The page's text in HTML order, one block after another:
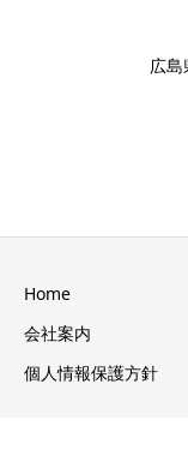
広
Home
会社案内
個人情報保護方針